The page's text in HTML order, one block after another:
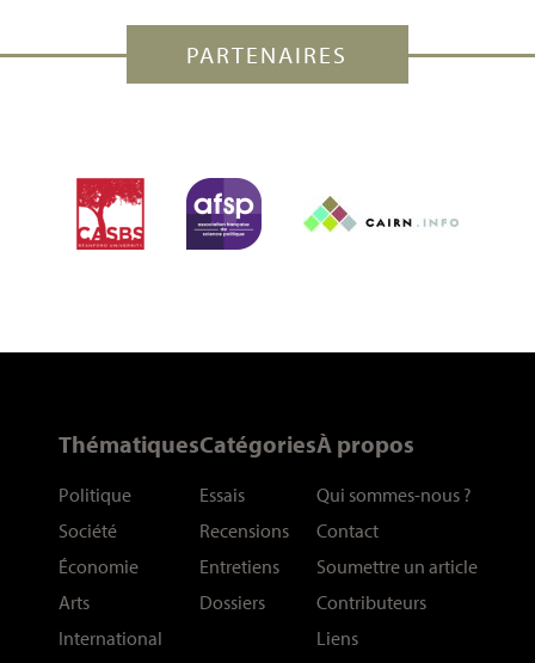
PARTENAIRES
Thématiques
Politique
Société
Économie
Arts
International
Catégories
Essais
Recensions
Entretiens
Dossiers
À propos
Qui sommes-nous ?
Contact
Soumettre un article
Contributeurs
Liens